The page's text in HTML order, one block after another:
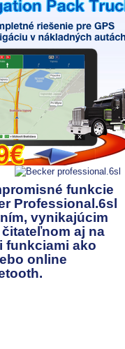
funkcie
Professional.6sl
vynikajúcim
aj na
funkciami ako
online